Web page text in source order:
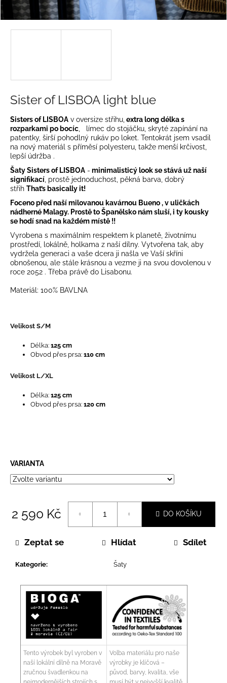
Sister of LISBOA light blue
Sisters of LISBOA v oversize střihu, extra long délka s
rozparkami po bocíc , límec do stojáčku, skryté zapínání na
patentky, širší pohodlný rukáv po loket. Tentokrát jsem vsadil
na nový materiál s příměsí polyesteru, takže menší krčivost,
lepší údržba .
Šaty Sisters of LISBOA - minimalisticý look se stává už naší
signifikací , prostě jednoduchost, pěkná barva, dobrý
střih That’s basically it!
Foceno před naší milovanou kavárnou Bueno , v uličkách
nádherné Malagy. Prostě to Španělsko nám sluší, i ty kousky
se hodí snad na každém místě !!
Vyrobena s maximálním respektem k planetě, životnímu
prostředí, lokálně, holkama z naší dílny. Vytvořena tak, aby
vydržela generaci a vaše dcera ji našla ve Vaší skříni
obnošenou, ale stále krásnou a vezme ji na svou dovolenou v
roce 2052 . Třeba právě do Lisabonu.
Materiál: 100% BAVLNA
Velikost S/M
Délka:125 cm
Obvod přes prsa:110 cm
Velikost L/XL
Délka:125 cm
Obvod přes prsa:120 cm
VARIANTA
2 590 Kč
cena:
DO KOŠÍKU
Kategorie: Šaty
Zeptat se Hlídat Sdílet
Tento výrobek byl vyroben v
naší lokální dílně na Moravě
zručnou švadlenkou na
Volba materiálu pro naše
výrobky je klíčová –
původ, barvy, kvalita, vše
j
HLEDAT
D
o
p
r
u
č
u
j
e
m
e